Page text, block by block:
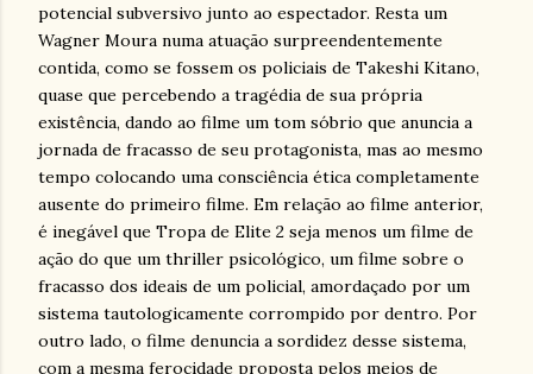
potencial subversivo junto ao espectador. Resta um
Wagner Moura numa atuação surpreendentemente
contida, como se fossem os policiais de Takeshi Kitano,
quase que percebendo a tragédia de sua própria
existência, dando ao filme um tom sóbrio que anuncia a
jornada de fracasso de seu protagonista, mas ao mesmo
tempo colocando uma consciência ética completamente
ausente do primeiro filme. Em relação ao filme anterior,
é inegável que Tropa de Elite 2 seja menos um filme de
ação do que um thriller psicológico, um filme sobre o
fracasso dos ideais de um policial, amordaçado por um
sistema tautologicamente corrompido por dentro. Por
outro lado, o filme denuncia a sordidez desse sistema,
com a mesma ferocidade proposta pelos meios de